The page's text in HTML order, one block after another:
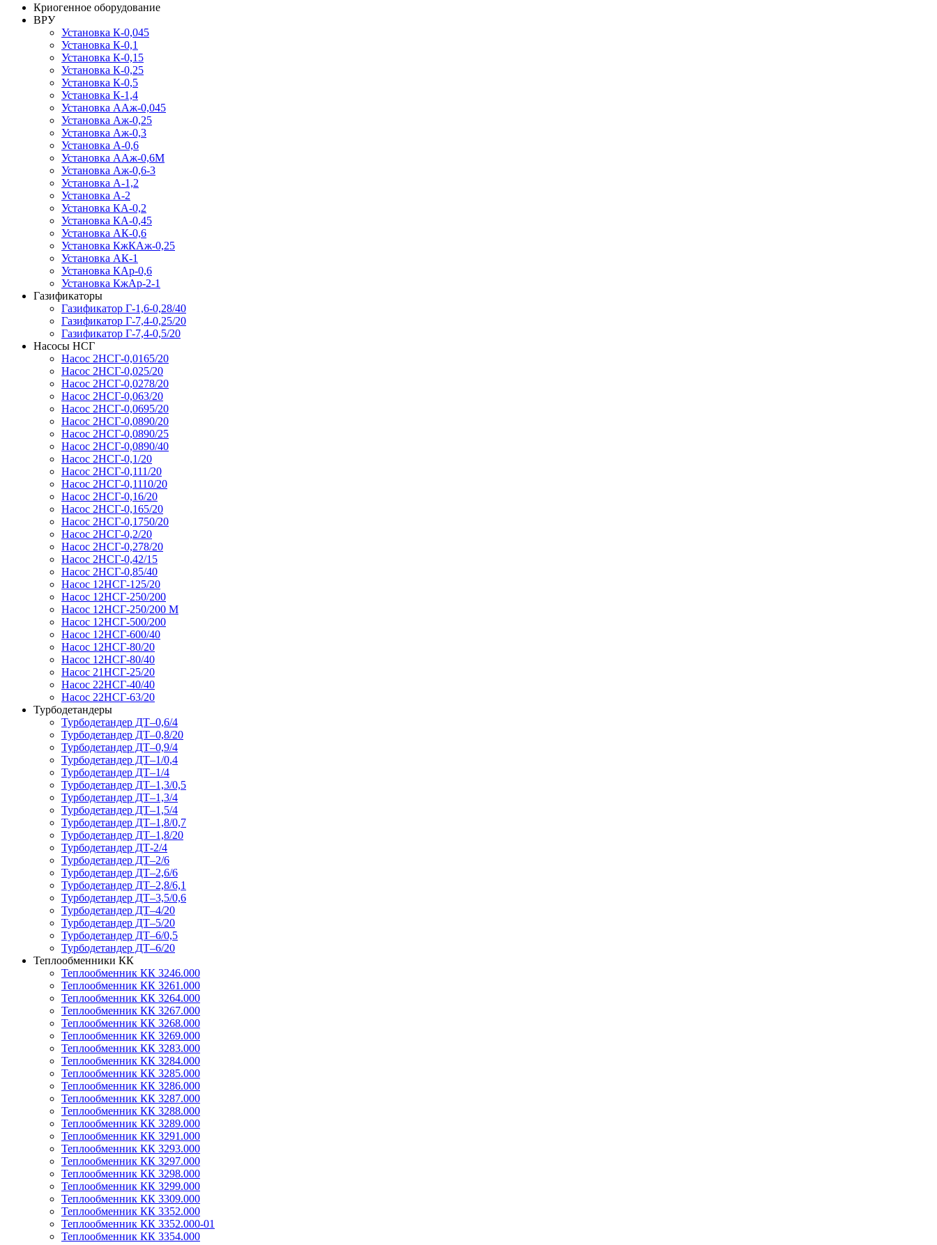
Криогенное оборудование
ВРУ
Установка К-0,045
Установка К-0,1
Установка К-0,15
Установка К-0,25
Установка К-0,5
Установка К-1,4
Установка ААж-0,045
Установка Аж-0,25
Установка Аж-0,3
Установка А-0,6
Установка ААж-0,6М
Установка Аж-0,6-3
Установка А-1,2
Установка А-2
Установка КА-0,2
Установка КА-0,45
Установка АК-0,6
Установка КжКАж-0,25
Установка АК-1
Установка КАр-0,6
Установка КжАр-2-1
Газификаторы
Газификатор Г-1,6-0,28/40
Газификатор Г-7,4-0,25/20
Газификатор Г-7,4-0,5/20
Насосы НСГ
Насос 2НСГ-0,0165/20
Насос 2НСГ-0,025/20
Насос 2НСГ-0,0278/20
Насос 2НСГ-0,063/20
Насос 2НСГ-0,0695/20
Насос 2НСГ-0,0890/20
Насос 2НСГ-0,0890/25
Насос 2НСГ-0,0890/40
Насос 2НСГ-0,1/20
Насос 2НСГ-0,111/20
Насос 2НСГ-0,1110/20
Насос 2НСГ-0,16/20
Насос 2НСГ-0,165/20
Насос 2НСГ-0,1750/20
Насос 2НСГ-0,2/20
Насос 2НСГ-0,278/20
Насос 2НСГ-0,42/15
Насос 2НСГ-0,85/40
Насос 12НСГ-125/20
Насос 12НСГ-250/200
Насос 12НСГ-250/200 М
Насос 12НСГ-500/200
Насос 12НСГ-600/40
Насос 12НСГ-80/20
Насос 12НСГ-80/40
Насос 21НСГ-25/20
Насос 22НСГ-40/40
Насос 22НСГ-63/20
Турбодетандеры
Турбодетандер ДТ–0,6/4
Турбодетандер ДТ–0,8/20
Турбодетандер ДТ–0,9/4
Турбодетандер ДТ–1/0,4
Турбодетандер ДТ–1/4
Турбодетандер ДТ–1,3/0,5
Турбодетандер ДТ–1,3/4
Турбодетандер ДТ–1,5/4
Турбодетандер ДТ–1,8/0,7
Турбодетандер ДТ–1,8/20
Турбодетандер ДТ-2/4
Турбодетандер ДТ–2/6
Турбодетандер ДТ–2,6/6
Турбодетандер ДТ–2,8/6,1
Турбодетандер ДТ–3,5/0,6
Турбодетандер ДТ–4/20
Турбодетандер ДТ–5/20
Турбодетандер ДТ–6/0,5
Турбодетандер ДТ–6/20
Теплообменники КК
Теплообменник КК 3246.000
Теплообменник КК 3261.000
Теплообменник КК 3264.000
Теплообменник КК 3267.000
Теплообменник КК 3268.000
Теплообменник КК 3269.000
Теплообменник КК 3283.000
Теплообменник КК 3284.000
Теплообменник КК 3285.000
Теплообменник КК 3286.000
Теплообменник КК 3287.000
Теплообменник КК 3288.000
Теплообменник КК 3289.000
Теплообменник КК 3291.000
Теплообменник КК 3293.000
Теплообменник КК 3297.000
Теплообменник КК 3298.000
Теплообменник КК 3299.000
Теплообменник КК 3309.000
Теплообменник КК 3352.000
Теплообменник КК 3352.000-01
Теплообменник КК 3354.000